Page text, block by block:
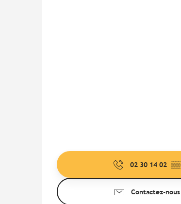
02 30 14 02 ▒▒
Contactez-nous